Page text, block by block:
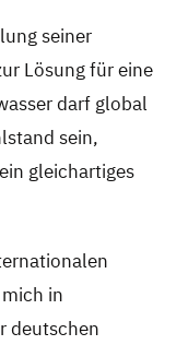
seiner
Lösung für eine
darf global
sein,
gleichartiges
in
deutschen